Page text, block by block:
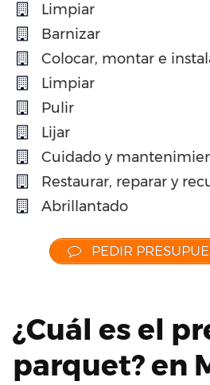
Limpiar
Barnizar
Colocar, montar e
Limpiar
Pulir
Lijar
Cuidado y
Restaurar, reparar y
Abrillantado
PEDIR
¿Cuál es el
parquet? en